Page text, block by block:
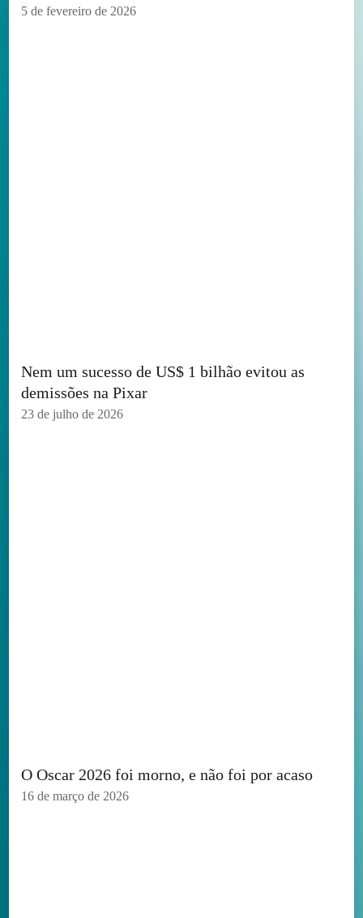
5 de fevereiro de 2026
Nem um sucesso de US$ 1 bilhão evitou as
demissões na Pixar
23 de julho de 2026
O Oscar 2026 foi morno, e não foi por acaso
16 de março de 2026